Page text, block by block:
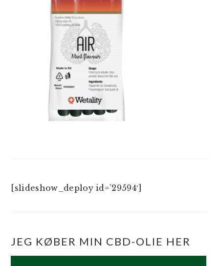
[slideshow_deploy id=’29594′]
JEG KØBER MIN CBD-OLIE HER